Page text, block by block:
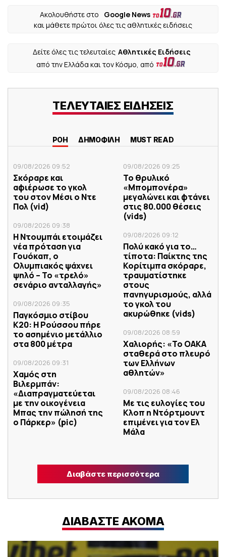
Ακολουθήστε στο
Google News
και μάθετε πρώτοι όλες τις αθλητικές ειδήσεις
Δείτε όλες τις τελευταίες Αθλητικές Ειδήσεις
από την Ελλάδα και τον Κόσμο, από
ΤΕΛΕΥΤΑΙΕΣ ΕΙΔΗΣΕΙΣ
ΡΟΗ ΔΗΜΟΦΙΛΗ MUST READ
09/08/2026 09:52
Σκόραρε και
αφιέρωσε το γκολ
του στον Μέσι ο Ντε
Πολ (vid)
09/08/2026 09:38
Η Ντουμπάι ετοιμάζει
νέα πρόταση για
Γουόκαπ, ο
Ολυμπιακός ψάχνει
ψηλό – Το «τρελό»
σενάριο ανταλλαγής»
09/08/2026 09:35
Παγκόσμιο στίβου
Κ20: Η Ρούσσου πήρε
το ασημένιο μετάλλιο
στα 800 μέτρα
09/08/2026 09:31
Χαμός στη
Βιλερμπάν:
«Διαπραγματεύεται
με την οικογένεια
Μπας την πώλησή της
ο Πάρκερ» (pic)
09/08/2026 09:25
Το θρυλικό
«Μπομπονέρα»
μεγαλώνει και φτάνει
στις 80.000 θέσεις
(vids)
09/08/2026 09:12
Πολύ κακό για το…
τίποτα: Παίκτης της
Κορίτιμπα σκόραρε,
τραυματίστηκε
στους
πανηγυρισμούς, αλλά
το γκολ του
ακυρώθηκε (vids)
09/08/2026 08:59
Χαλιορής: «Το ΟΑΚΑ
σταθερά στο πλευρό
των Ελλήνων
αθλητών»
09/08/2026 08:46
Με τις ευλογίες του
Κλοπ η Ντόρτμουντ
επιμένει για τον Ελ
Μάλα
Διαβάστε περισσότερα
ΔΙΑΒΑΣΤΕ ΑΚΟΜΑ